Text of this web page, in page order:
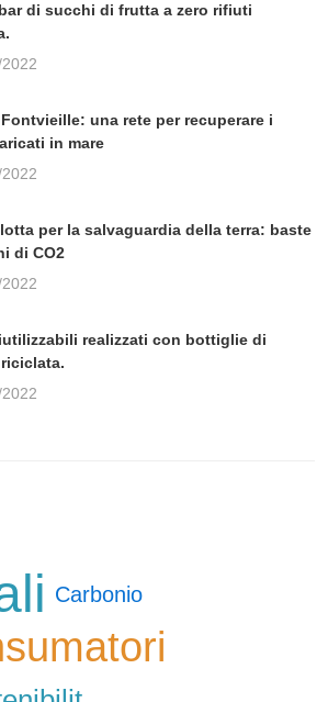
di succhi di frutta a zero rifiuti
una rete per recuperare i
in mare
per la salvaguardia della terra: baste
di CO2
realizzati con bottiglie di
Carbonio